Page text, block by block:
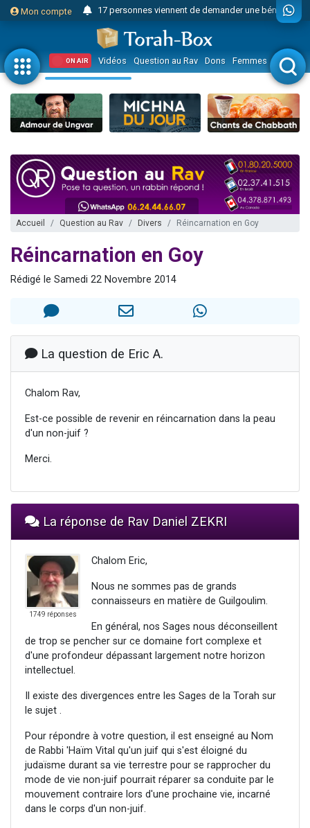
Mon compte
Il reste 49 places pour étudier en groupe sur Zoom
23 personnes viennent de faire un don pour Diane, 80 ans, dans un appartement insalubre
Eva vient de donner son Maasser
4 personnes viennent de nous rejoindre sur WhatsApp
3 personnes viennent de nous rejoindre sur WhatsApp
3 personnes viennent de faire un don pour 5 jours de vacances aux Orphelins
Odaya vient de donner son Maasser
13 personnes viennent de demander une bénédiction
12 nouvelles musiques dans Torah-Box Music
Il reste 49 places pour étudier en groupe sur Zoom
ON AIR Vidéos Question au Rav Dons Femmes Enfants
Accueil Question au Rav Divers Réincarnation en Goy
Réincarnation en Goy
Rédigé le Samedi 22 Novembre 2014
La question de Eric A.
Chalom Rav,
Est-ce possible de revenir en réincarnation dans la peau
d'un non-juif ?
Merci.
La réponse de Rav Daniel ZEKRI
1749 réponses
Chalom Eric,
Nous ne sommes pas de grands
connaisseurs en matière de Guilgoulim.
En général, nos Sages nous déconseillent
de trop se pencher sur ce domaine fort complexe et
d'une profondeur dépassant largement notre horizon
intellectuel.
Il existe des divergences entre les Sages de la Torah sur
le sujet .
Pour répondre à votre question, il est enseigné au Nom
de Rabbi 'Haïm Vital qu'un juif qui s'est éloigné du
judaïsme durant sa vie terrestre pour se rapprocher du
mode de vie non-juif pourrait réparer sa conduite par le
mouvement contraire lors d'une prochaine vie, incarné
dans le corps d'un non-juif.